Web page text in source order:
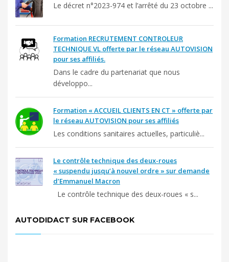
Le décret n°2023-974 et l’arrêté du 23 octobre ...
Formation RECRUTEMENT CONTROLEUR
TECHNIQUE VL offerte par le réseau AUTOVISION
pour ses affiliés.
Dans le cadre du partenariat que nous
développo...
Formation « ACCUEIL CLIENTS EN CT » offerte par
le réseau AUTOVISION pour ses affiliés
Les conditions sanitaires actuelles, particuliè...
Le contrôle technique des deux-roues
« suspendu jusqu’à nouvel ordre » sur demande
d’Emmanuel Macron
Le contrôle technique des deux-roues « s...
AUTODIDACT SUR FACEBOOK